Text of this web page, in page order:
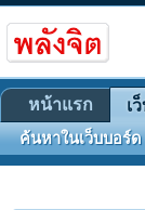
หน้าแรก เ
ค้นหาในเว็บบอร์ด